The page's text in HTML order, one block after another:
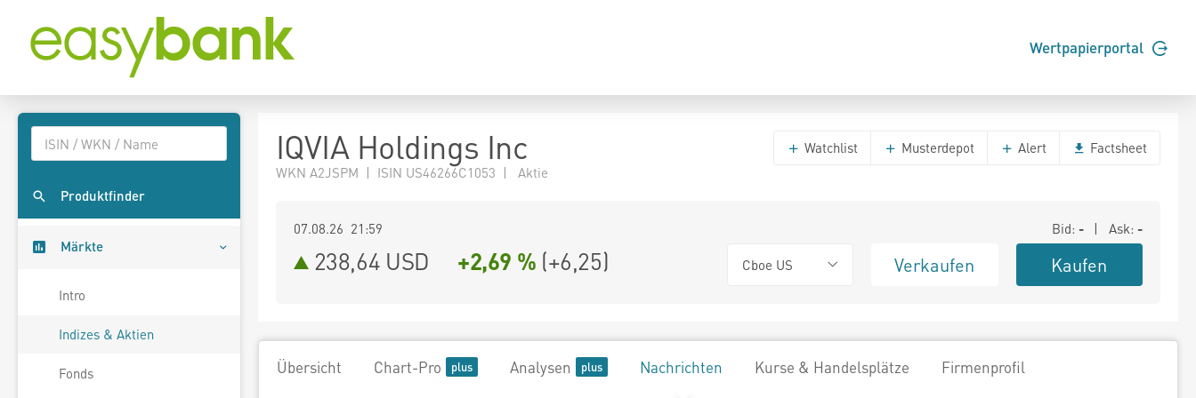
Wertpapierportal
Produktfinder
Märkte
Intro
Indizes & Aktien
Fonds
IQVIA Holdings Inc
WKN A2JSPM | ISIN US46266C1053 | Aktie
Watchlist Musterdepot Alert Factsheet
07.08.26 21:59 Bid: - | Ask: -
238,64 USD +2,69 % (+6,25) Cboe US Verkaufen Kaufen
Übersicht Chart-Pro Analysen Nachrichten Kurse & Handelsplätze Firmenprofil